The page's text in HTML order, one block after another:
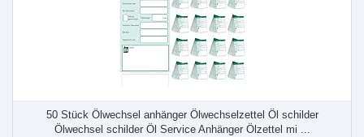
50 Stück Ölwechsel anhänger Ölwechselzettel Öl schilder
Ölwechsel schilder Öl Service Anhänger Ölzettel mi ...